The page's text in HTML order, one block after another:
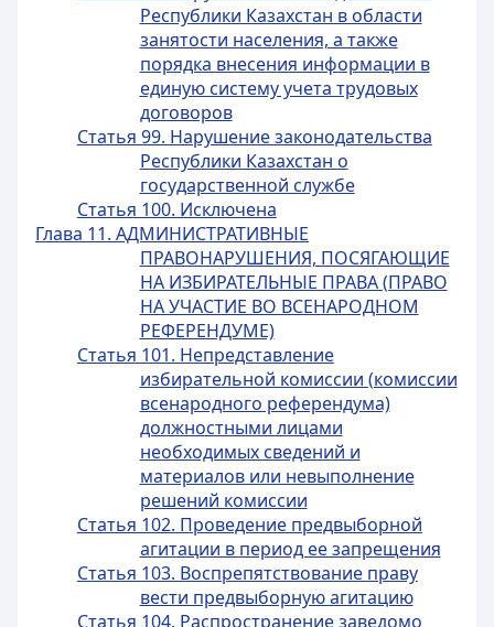
Республики Казахстан в области
занятости населения, а также
порядка внесения информации в
единую систему учета трудовых
договоров
Статья 99. Нарушение законодательства
Республики Казахстан о
государственной службе
Статья 100. Исключена
Глава 11. АДМИНИСТРАТИВНЫЕ
ПРАВОНАРУШЕНИЯ, ПОСЯГАЮЩИЕ
НА ИЗБИРАТЕЛЬНЫЕ ПРАВА (ПРАВО
НА УЧАСТИЕ ВО ВСЕНАРОДНОМ
РЕФЕРЕНДУМЕ)
Статья 101. Непредставление
избирательной комиссии (комиссии
всенародного референдума)
должностными лицами
необходимых сведений и
материалов или невыполнение
решений комиссии
Статья 102. Проведение предвыборной
агитации в период ее запрещения
Статья 103. Воспрепятствование праву
вести предвыборную агитацию
Статья 104. Распространение заведомо